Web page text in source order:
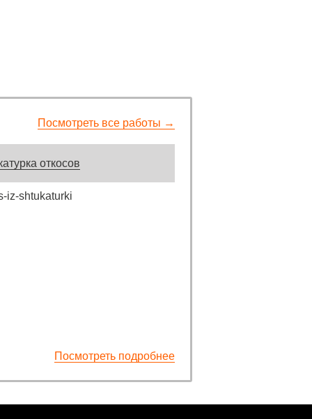
Посмотреть все работы →
откосов
Посмотреть подробнее